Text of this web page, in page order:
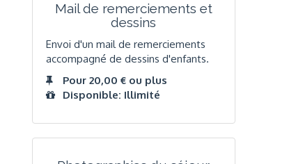
Mail de remerciements et
dessins
Envoi d'un mail de remerciements
accompagné de dessins d'enfants.
Pour 20,00 € ou plus
Disponible: Illimité